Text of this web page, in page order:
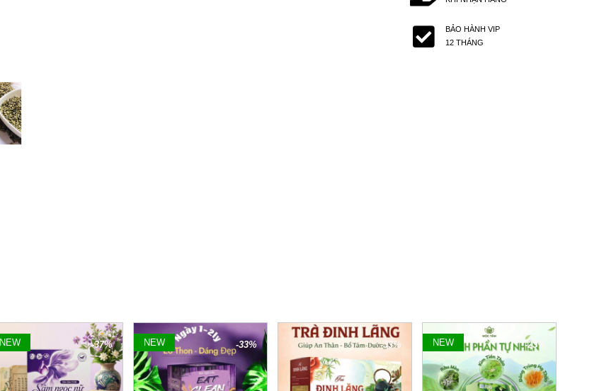
BẢO HÀNH VIP
12 THÁNG
-37%
NEW -33%
NEW -33% -23%
NEW